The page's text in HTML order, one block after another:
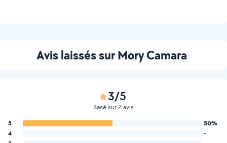
Avis laissés sur Mory Camara
3/5
Basé sur 2 avis
5
50%
4
-